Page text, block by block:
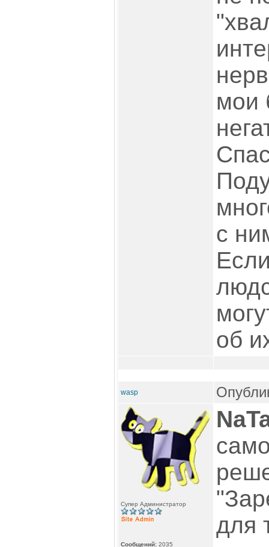
мои
с
об
wasp
Супер Администратор
Сообщений: 2035
для